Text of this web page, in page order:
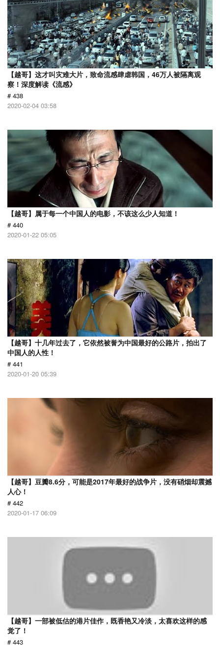
【越哥】这才叫灾难大片，致命流感肆虐韩国，46万人被隔离观
察！深度解读《流感》
# 438
2020-02-04 03:58
【越哥】属于每一个中国人的电影，不该这么少人知道！
# 440
2020-01-22 05:05
【越哥】十几年过去了，它依然被誉为中国最好的公路片，拍出了
中国人的人性！
# 441
2020-01-20 05:39
【越哥】豆瓣8.6分，可能是2017年最好的战争片，没有硝烟却震撼
人心！
# 442
2020-01-17 06:09
【越哥】一部被低估的港片佳作，既香艳又冷淡，太喜欢这样的感
觉了！
# 443